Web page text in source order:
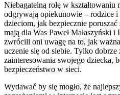
Niebagatelną rolę w
odgrywają opiekunowie – rodzice
dzieciom, jak bezpiecznie
mają dla Was Paweł Małaszyński
zwrócili oni uwagę na to, jak
uczenie się od siebie. Tylko
zainteresowania swojego dziecka,
bezpieczeństwo w sieci.
Wydawać by się mogło, że